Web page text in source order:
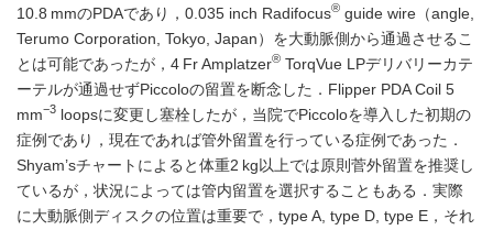
10.8 mmのPDAであり，0.035 inch Radifocus® guide wire（angle,
Terumo Corporation, Tokyo, Japan）を大動脈側から通過させるこ
とは可能であったが，4 Fr Amplatzer® TorqVue LPデリバリーカテ
ーテルが通過せずPiccoloの留置を断念した．Flipper PDA Coil 5
mm−3 loopsに変更し塞栓したが，当院でPiccoloを導入した初期の
症例であり，現在であれば管外留置を行っている症例であった．
Shyam’sチャートによると体重2 kg以上では原則菅外留置を推奨し
ているが，状況によっては管内留置を選択することもある．実際
に大動脈側ディスクの位置は重要で，type A, type D, type E，それ